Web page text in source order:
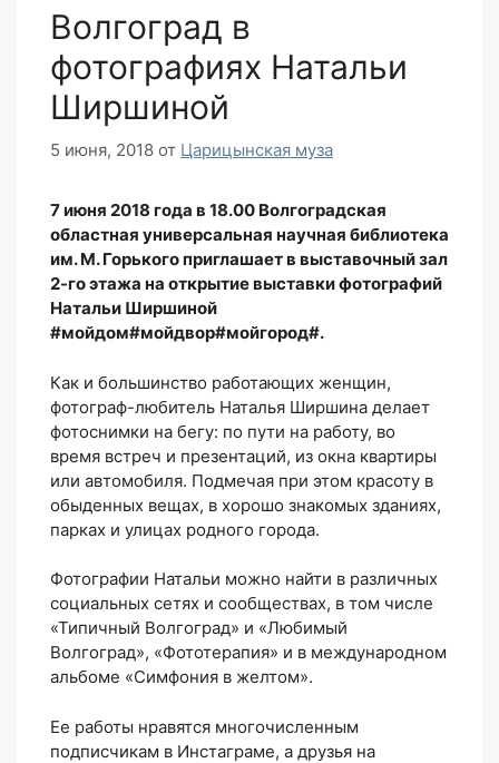
Волгоград в
фотографиях Натальи
Ширшиной
5 июня, 2018 от Царицынская муза
7 июня 2018 года в 18.00 Волгоградская
областная универсальная научная библиотека
им. М. Горького приглашает в выставочный зал
2-го этажа на открытие выставки фотографий
Натальи Ширшиной
#мойдом#мойдвор#мойгород#.
Как и большинство работающих женщин,
фотограф-любитель Наталья Ширшина делает
фотоснимки на бегу: по пути на работу, во
время встреч и презентаций, из окна квартиры
или автомобиля. Подмечая при этом красоту в
обыденных вещах, в хорошо знакомых зданиях,
парках и улицах родного города.
Фотографии Натальи можно найти в различных
социальных сетях и сообществах, в том числе
«Типичный Волгоград» и «Любимый
Волгоград», «Фототерапия» и в международном
альбоме «Симфония в желтом».
Ее работы нравятся многочисленным
подписчикам в Инстаграме, а друзья на